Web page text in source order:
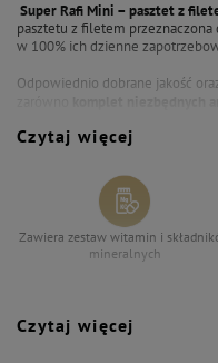
Super Rafi Mini – pasztet z
pasztetu z filetem przeznaczona
w 100% ich dzienne
Odpowiednio dobrane jakość
składników mineralnych, ze
stosunku ilościowego wapnia do
zarówno układu kostnego, jak i
Dzięki metodzie produkcji oraz
Czytaj więcej
Zawiera zestaw witamin i
mineralnych
Czytaj więcej